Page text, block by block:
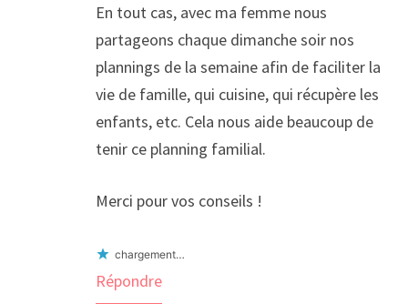
En tout cas, avec ma femme nous
partageons chaque dimanche soir nos
plannings de la semaine afin de faciliter la
vie de famille, qui cuisine, qui récupère les
enfants, etc. Cela nous aide beaucoup de
tenir ce planning familial.
Merci pour vos conseils !
chargement…
Répondre